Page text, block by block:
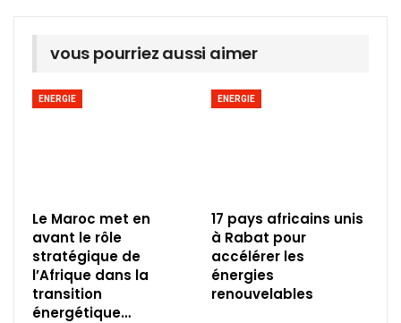
vous pourriez aussi aimer
ENERGIE
Le Maroc met en
avant le rôle
stratégique de
l’Afrique dans la
transition
énergétique…
ENERGIE
17 pays africains unis
à Rabat pour
accélérer les
énergies
renouvelables